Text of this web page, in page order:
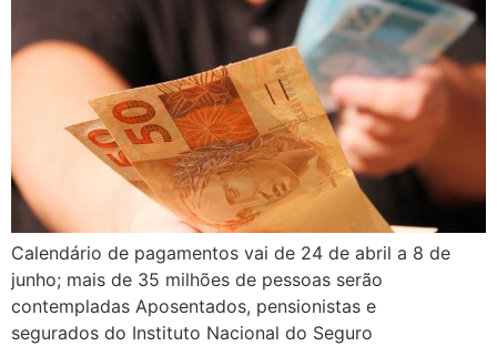
Calendário de pagamentos vai de 24 de abril a 8 de
junho; mais de 35 milhões de pessoas serão
contempladas Aposentados, pensionistas e
segurados do Instituto Nacional do Seguro